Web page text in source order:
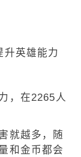
英雄能力
，在2265人
就越多，随
和金币都会